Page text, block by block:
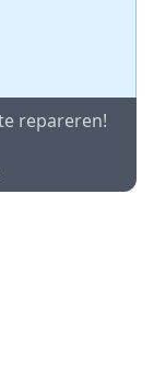
repareren!